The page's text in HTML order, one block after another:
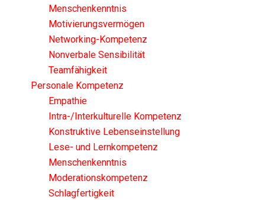
Menschenkenntnis
Motivierungsvermögen
Networking-Kompetenz
Nonverbale Sensibilität
Teamfähigkeit
Personale Kompetenz
Empathie
Intra-/Interkulturelle Kompetenz
Konstruktive Lebenseinstellung
Lese- und Lernkompetenz
Menschenkenntnis
Moderationskompetenz
Schlagfertigkeit